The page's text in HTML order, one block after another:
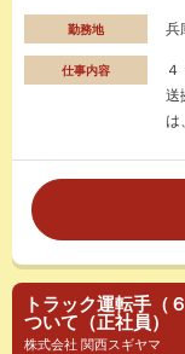
勤務地 兵
仕事内容
送
は
トラック運転手（
ついて（正社員）
株式会社 関西スギヤマ